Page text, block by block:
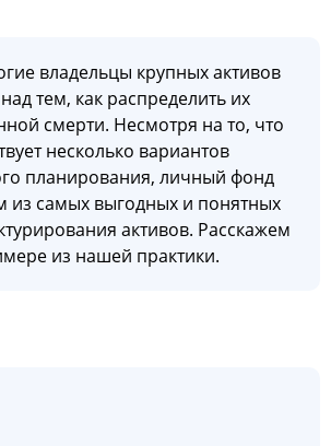
владельцы крупных активов
тем, как распределить их
смерти. Несмотря на то, что
несколько вариантов
планирования, личный фонд
из самых выгодных и понятных
активов. Расскажем
из нашей практики.